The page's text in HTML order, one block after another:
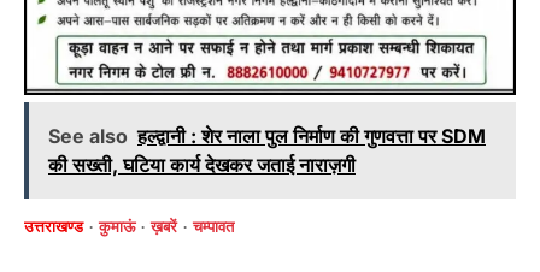
See also हल्द्वानी : शेर नाला पुल निर्माण की गुणवत्ता पर SDM
की सख्ती, घटिया कार्य देखकर जताई नाराज़गी
उत्तराखण्ड कुमाऊं ख़बरें चम्पावत